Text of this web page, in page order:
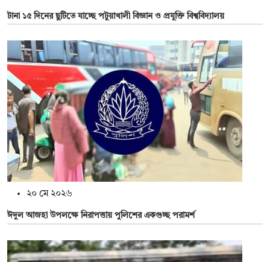
টানা ১৫ দিনের ছুটিতে যাচ্ছে পটুয়াখালী বিজ্ঞান ও প্রযুক্তি বিশ্ববিদ্যালয়
২০ মে ২০২৬
ঈদুল আজহা উপলক্ষে নিরাপত্তায় পুলিশের একগুচ্ছ পরামর্শ